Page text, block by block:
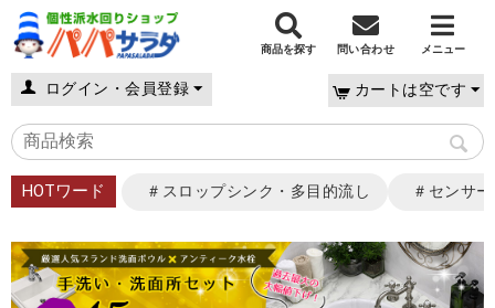
商品を探す 問い合わせ メニュー
ログイン・会員登録 カートは空です
HOTワード ＃スロップシンク・多目的流し ＃センサ